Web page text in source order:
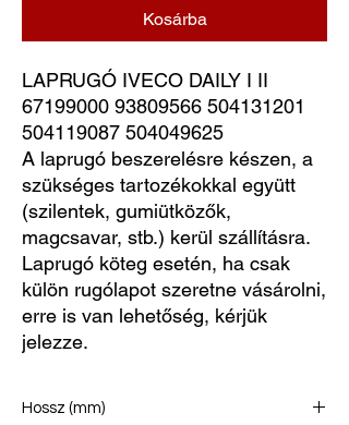
Kosárba
LAPRUGÓ IVECO DAILY I II
67199000 93809566 504131201
504119087 504049625
A laprugó beszerelésre készen, a
szükséges tartozékokkal együtt
(szilentek, gumiütközők,
magcsavar, stb.) kerül szállításra.
Laprugó köteg esetén, ha csak
külön rugólapot szeretne vásárolni,
erre is van lehetőség, kérjük
jelezze.
Hossz (mm)